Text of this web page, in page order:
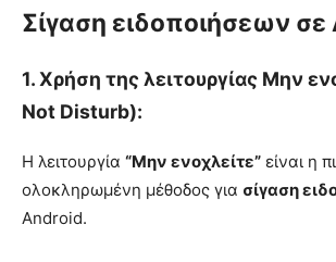
Σίγαση ειδοποιήσεων σε
1. Χρήση της λειτουργίας Μην
Not Disturb):
Η λειτουργία “Μην ενοχλείτε” είναι η
ολοκληρωμένη μέθοδος για σίγαση
Android.